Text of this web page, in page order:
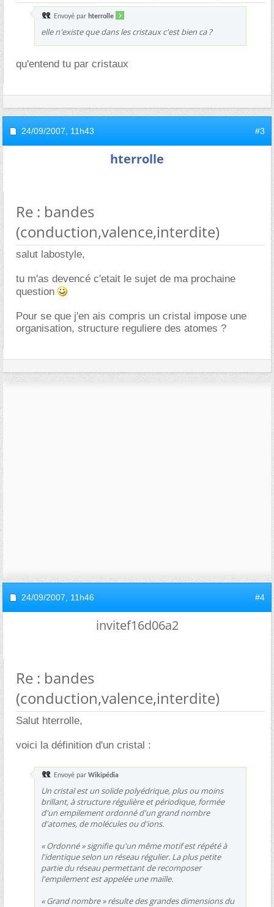
Envoyé par hterrolle
elle n'existe que dans les cristaux c'est bien ca ?
qu'entend tu par cristaux
24/09/2007, 11h43 #3
hterrolle
Re : bandes
(conduction,valence,interdite)
salut labostyle,
tu m'as devencé c'etait le sujet de ma prochaine
question
Pour se que j'en ais compris un cristal impose une
organisation, structure reguliere des atomes ?
24/09/2007, 11h46 #4
invitef16d06a2
Re : bandes
(conduction,valence,interdite)
Salut hterrolle,
voici la définition d'un cristal :
Envoyé par Wikipédia
Un cristal est un solide polyédrique, plus ou moins
brillant, à structure régulière et périodique, formée
d'un empilement ordonné d'un grand nombre
d'atomes, de molécules ou d'ions.
« Ordonné » signifie qu'un même motif est répété à
l'identique selon un réseau régulier. La plus petite
partie du réseau permettant de recomposer
l'empilement est appelée une maille.
« Grand nombre » résulte des grandes dimensions du